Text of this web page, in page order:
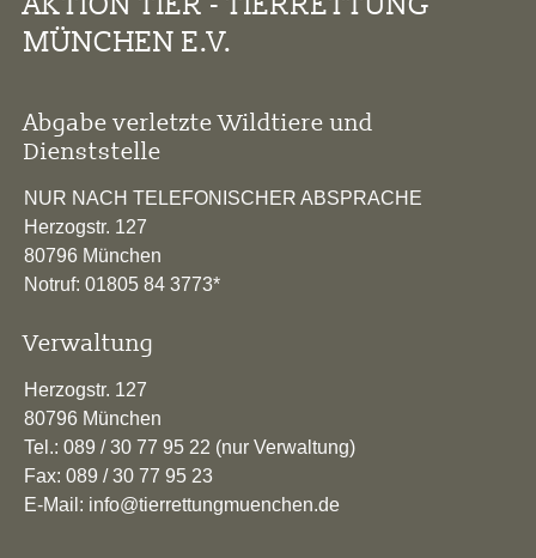
MÜNCHEN E.V.
Abgabe verletzte Wildtiere und
Dienststelle
NUR NACH TELEFONISCHER ABSPRACHE
Herzogstr. 127
80796 München
Notruf: 01805 84 3773*
Verwaltung
Herzogstr. 127
80796 München
Tel.: 089 / 30 77 95 22 (nur Verwaltung)
Fax: 089 / 30 77 95 23
E-Mail: info@tierrettungmuenchen.de